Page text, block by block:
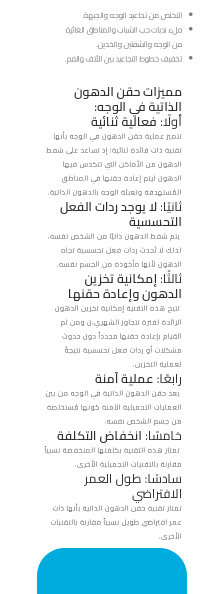
التخلص من تجاعيد الوجه والجبهة.
ملء ندبات حب الشباب والمناطق الغائرة
من الوجه والشفتين والخدين.
تخفيف خطوط التجاعيد بين الأنف والفم.
مميزات حقن الدهون
الذاتية في الوجه:
أولًا:فعالية ثنائية
تتميز عملية حقن الدهون في الوجه بأنها
تقنية ذات فائدة ثنائية؛ إذ تساعد على شفط
الدهون من الأماكن التي تتكدس فيها
الدهون ليتم إعادة حقنها في المناطق
المُستهدفة وتعبئة الوجه بالدهون الذاتية.
ثانيًا:لا يوجد ردات الفعل
التحسسية
يتم شفط الدهون ذاتيًا من الشخص نفسه،
لذلك لا تُحدث ردات فعل تحسسية تجاه
الدهون لأنها مأخوذة من الجسم نفسه.
ثالثًا:إمكانية تخزين
الدهون وإعادة حقنها
تتيح هذه التقنية إمكانية تخزين الدهون
الزائدة لفترة تتجاوز الشهري،ن ومن ثم
القيام بإعادة حقنها مجدداً دون حدوث
مشكلات أو ردات فعل تحسسية نتيجةً
لعملية التخزين.
رابعًا: عملية آمنة
يعد حقن الدهون الذاتية في الوجه من بين
العمليات التجميلية الآمنة كونها مُستخلصة
من جسم الشخص نفسه.
خامسًا: انخفاض التكلفة
تمتاز هذه التقنية بكلفتها المنخفضة نسبياً
مقارنة بالتقنيات التجميلية الأخرى.
سادسًا: طول العمر
الافتراضي
تمتاز تقنية حقن الدهون الذاتية بأنها ذات
عمر افتراضي طويل نسبياً مقارنة بالتقنيات
الأخرى.